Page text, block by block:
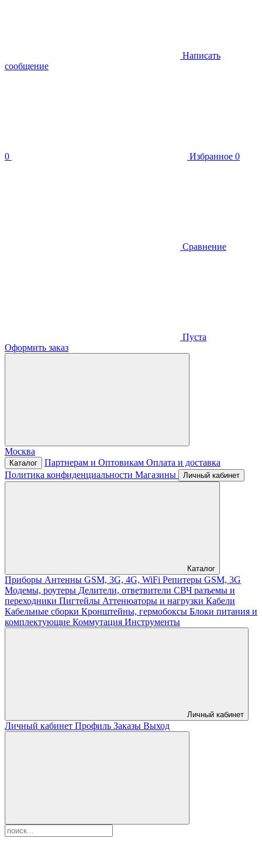
Написать
сообщение
0 Избранное 0
Сравнение
Пуста
Оформить заказ
Москва
Каталог Партнерам и Оптовикам Оплата и доставка
Политика конфиденциальности Магазины Личный кабинет
Каталог
Приборы Антенны GSM, 3G, 4G, WiFi Репитеры GSM, 3G
Модемы, роутеры Делители, ответвители СВЧ разъемы и
переходники Пигтейлы Аттенюаторы и нагрузки Кабели
Кабельные сборки Кронштейны, гермобоксы Блоки питания и
комплектующие Коммутация Инструменты
Личный кабинет
Личный кабинет Профиль Заказы Выход